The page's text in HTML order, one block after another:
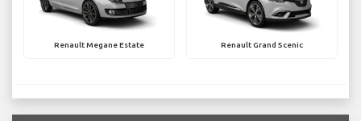
Renault Megane Estate Renault Grand Scenic